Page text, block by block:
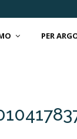
PER